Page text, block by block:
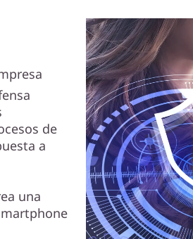
de
a
una